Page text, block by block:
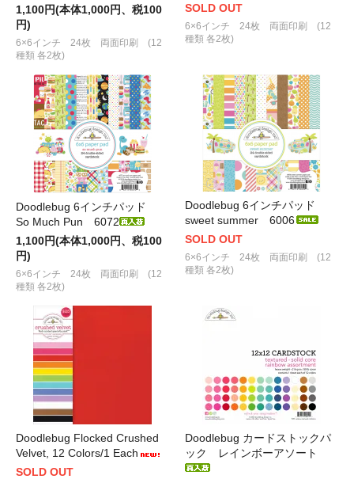
1,100円(本体1,000円、税100
円)
6×6インチ 24枚 両面印刷 (12
種類 各2枚)
SOLD OUT
6×6インチ 24枚 両面印刷 (12
種類 各2枚)
Doodlebug 6インチパッド
So Much Pun 6072
1,100円(本体1,000円、税100
円)
6×6インチ 24枚 両面印刷 (12
種類 各2枚)
Doodlebug 6インチパッド
sweet summer 6006
SOLD OUT
6×6インチ 24枚 両面印刷 (12
種類 各2枚)
Doodlebug Flocked Crushed
Velvet, 12 Colors/1 Each
SOLD OUT
Doodlebug カードストックパ
ック レインボーアソート